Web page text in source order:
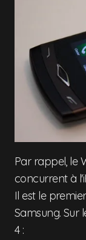
Par rappel, le
concurrent à
Il est le
Samsung. Sur
4 :